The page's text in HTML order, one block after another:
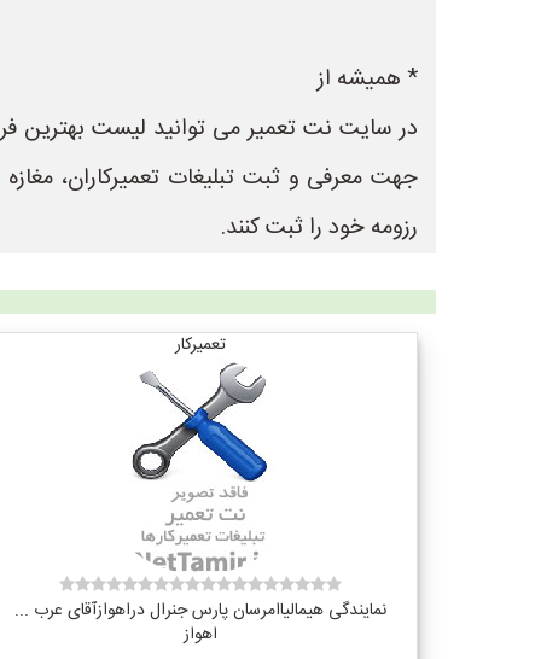
* همیشه از
جهت معرفی و ثبت تبلیغات تعمیرکاران،
رزومه خود را ثبت کنند.
تعمیرکار
نمایندگی هیمالیاامرسان پارس جنرال دراهوازآقای عرب ...
اهواز